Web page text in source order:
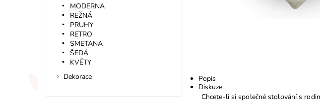
Popis
Diskuze
Chcete-li si společné stolování s
MODERNA
REŽNÁ
PRUHY
RETRO
SMETANA
ŠEDÁ
KVĚTY
Dekorace